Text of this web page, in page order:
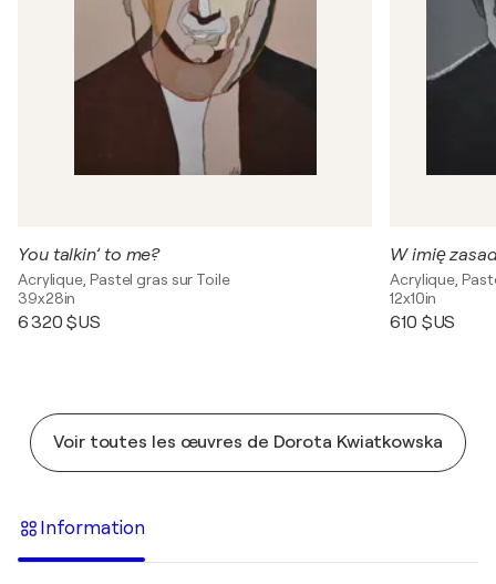
You talkin’ to me?
Acrylique, Pastel gras sur Toile
39x28in
6 320 $US
W imię
Acrylique,
12x10in
610 $US
Voir toutes les œuvres de Dorota Kwiatkowska
Information